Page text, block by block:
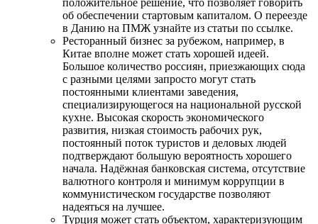
об обеспечении стартовым капиталом. О переезде
в Данию на ПМЖ узнайте из статьи по ссылке.
Ресторанный бизнес за рубежом, например, в
Китае вполне может стать хорошей идеей.
Большое количество россиян, приезжающих сюда
с разными целями запросто могут стать
постоянными клиентами заведения,
специализирующегося на национальной русской
кухне. Высокая скорость экономического
развития, низкая стоимость рабочих рук,
постоянный поток туристов и деловых людей
подтверждают большую вероятность хорошего
начала. Надёжная банковская система, отсутствие
валютного контроля и минимум коррупции в
коммунистическом государстве позволяют
надеяться на лучшее.
Турция может стать объектом, характеризующим